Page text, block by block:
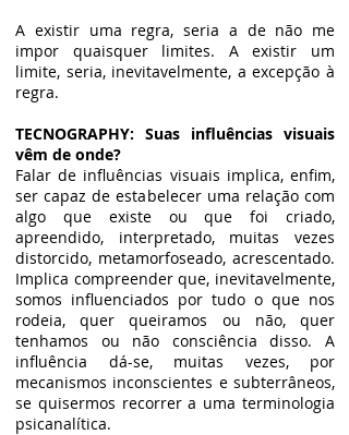
A existir uma regra, seria a de não me
impor quaisquer limites. A existir um
limite, seria, inevitavelmente, a excepção à
regra.
TECNOGRAPHY: Suas influências visuais
vêm de onde?
Falar de influências visuais implica, enfim,
ser capaz de estabelecer uma relação com
algo que existe ou que foi criado,
apreendido, interpretado, muitas vezes
distorcido, metamorfoseado, acrescentado.
Implica compreender que, inevitavelmente,
somos influenciados por tudo o que nos
rodeia, quer queiramos ou não, quer
tenhamos ou não consciência disso. A
influência dá-se, muitas vezes, por
mecanismos inconscientes e subterrâneos,
se quisermos recorrer a uma terminologia
psicanalítica.